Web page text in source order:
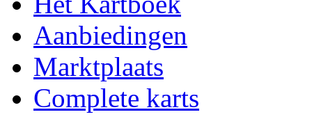
Aanbiedingen
Marktplaats
Complete karts